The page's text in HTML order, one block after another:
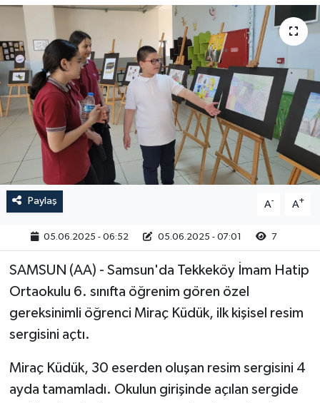
Paylaş A- A+
05.06.2025 - 06:52 05.06.2025 - 07:01 7
SAMSUN (AA) - Samsun'da Tekkeköy İmam Hatip
Ortaokulu 6. sınıfta öğrenim gören özel
gereksinimli öğrenci Miraç Küdük, ilk kişisel resim
sergisini açtı.
Miraç Küdük, 30 eserden oluşan resim sergisini 4
ayda tamamladı. Okulun girişinde açılan sergide
SAĞLIK
KÜLTÜR-SANAT
YAŞAM
RESMİ İLAN
Tüm Manşetler
Son Dakika Haberleri
Haber Arşivi